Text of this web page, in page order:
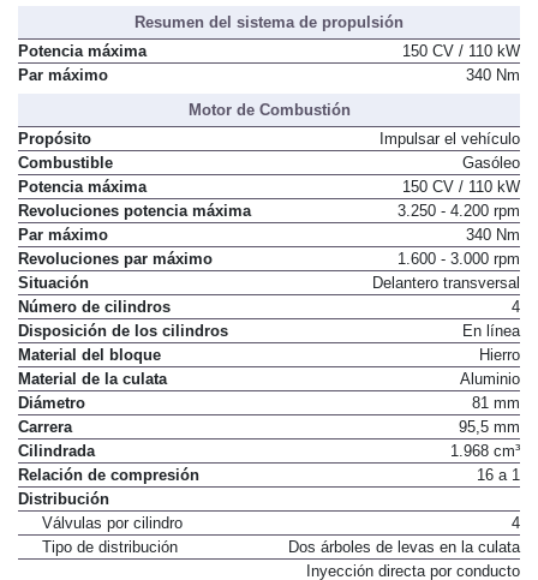
Resumen del sistema de propulsión
Potencia máxima
150 CV / 110 kW
Motor de Combustión
Propósito
Impulsar el vehículo
Combustible
Gasóleo
Potencia máxima
150 CV / 110 kW
Revoluciones potencia máxima
3.250 - 4.200 rpm
Par máximo
340 Nm
Revoluciones par máximo
1.600 - 3.000 rpm
Situación
Delantero transversal
Número de cilindros
4
Disposición de los cilindros
En línea
Material del bloque
Hierro
Material de la culata
Aluminio
Diámetro
81 mm
Carrera
95,5 mm
Cilindrada
1.968 cm³
Relación de compresión
Distribución
Válvulas por cilindro
4
Dos árboles de levas en la culata